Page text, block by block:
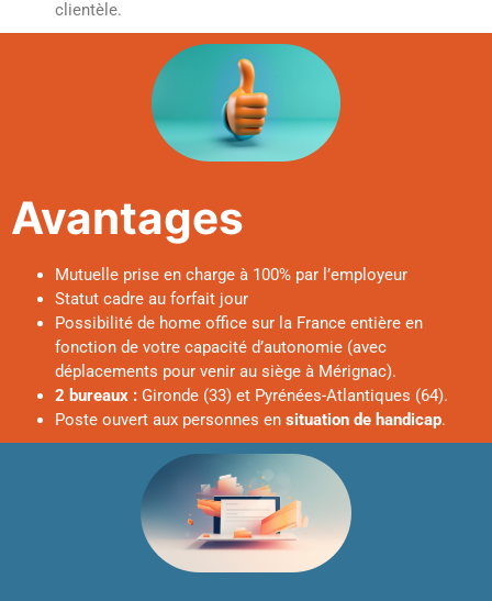
clientèle.
Avantages
Mutuelle prise en charge à 100% par l’employeur
Statut cadre au forfait jour
Possibilité de home office sur la France entière en
fonction de votre capacité d’autonomie (avec
déplacements pour venir au siège à Mérignac).
2 bureaux : Gironde (33) et Pyrénées-Atlantiques (64).
Poste ouvert aux personnes en situation de handicap.